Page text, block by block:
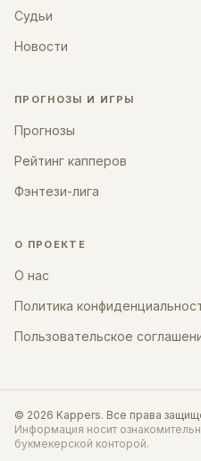
Судьи
Новости
ПРОГНОЗЫ И ИГРЫ
Прогнозы
Рейтинг капперов
Фэнтези-лига
О ПРОЕКТЕ
О нас
Политика
Пользовательское
© 2026 Kappers. Все права
Информация носит
букмекерской конторой.